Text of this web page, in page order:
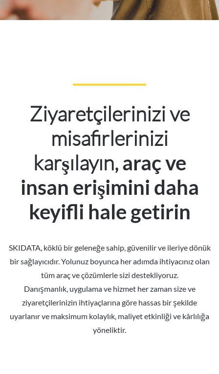
Ziyaretçilerinizi ve
misafirlerinizi
karşılayın,araç ve
insan erişimini daha
keyifli hale getirin
SKIDATA, köklü bir geleneğe sahip, güvenilir ve ileriye dönük
bir sağlayıcıdır. Yolunuz boyunca her adımda ihtiyacınız olan
tüm araç ve çözümlerle sizi destekliyoruz.
Danışmanlık, uygulama ve hizmet her zaman size ve
ziyaretçilerinizin ihtiyaçlarına göre hassas bir şekilde
uyarlanır ve maksimum kolaylık, maliyet etkinliği ve kârlılığa
yöneliktir.